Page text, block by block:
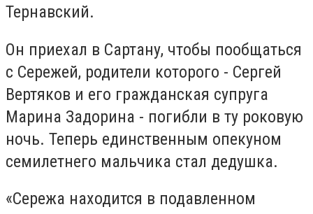
Тернавский.
Он приехал в Сартану, чтобы пообщаться
с Сережей, родители которого - Сергей
Вертяков и его гражданская супруга
Марина Задорина - погибли в ту роковую
ночь. Теперь единственным опекуном
семилетнего мальчика стал дедушка.
«Сережа находится в подавленном